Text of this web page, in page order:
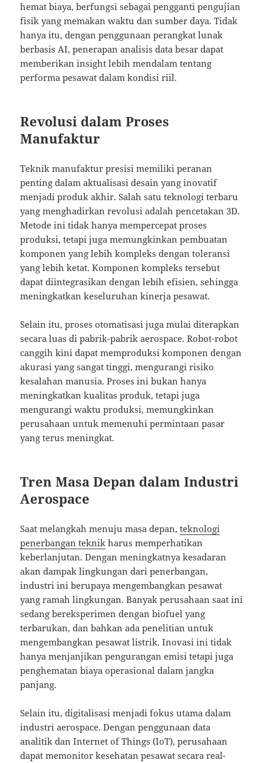
hemat biaya, berfungsi sebagai pengganti pengujian
fisik yang memakan waktu dan sumber daya. Tidak
hanya itu, dengan penggunaan perangkat lunak
berbasis AI, penerapan analisis data besar dapat
memberikan insight lebih mendalam tentang
performa pesawat dalam kondisi riil.
Revolusi dalam Proses
Manufaktur
Teknik manufaktur presisi memiliki peranan
penting dalam aktualisasi desain yang inovatif
menjadi produk akhir. Salah satu teknologi terbaru
yang menghadirkan revolusi adalah pencetakan 3D.
Metode ini tidak hanya mempercepat proses
produksi, tetapi juga memungkinkan pembuatan
komponen yang lebih kompleks dengan toleransi
yang lebih ketat. Komponen kompleks tersebut
dapat diintegrasikan dengan lebih efisien, sehingga
meningkatkan keseluruhan kinerja pesawat.
Selain itu, proses otomatisasi juga mulai diterapkan
secara luas di pabrik-pabrik aerospace. Robot-robot
canggih kini dapat memproduksi komponen dengan
akurasi yang sangat tinggi, mengurangi risiko
kesalahan manusia. Proses ini bukan hanya
meningkatkan kualitas produk, tetapi juga
mengurangi waktu produksi, memungkinkan
perusahaan untuk memenuhi permintaan pasar
yang terus meningkat.
Tren Masa Depan dalam Industri
Aerospace
Saat melangkah menuju masa depan,teknologi
penerbangan teknik harus memperhatikan
keberlanjutan. Dengan meningkatnya kesadaran
akan dampak lingkungan dari penerbangan,
industri ini berupaya mengembangkan pesawat
yang ramah lingkungan. Banyak perusahaan saat ini
sedang bereksperimen dengan biofuel yang
terbarukan, dan bahkan ada penelitian untuk
mengembangkan pesawat listrik. Inovasi ini tidak
hanya menjanjikan pengurangan emisi tetapi juga
penghematan biaya operasional dalam jangka
panjang.
Selain itu, digitalisasi menjadi fokus utama dalam
industri aerospace. Dengan penggunaan data
analitik dan Internet of Things (IoT), perusahaan
dapat memonitor kesehatan pesawat secara real-